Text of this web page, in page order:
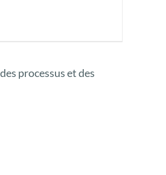
processus et des